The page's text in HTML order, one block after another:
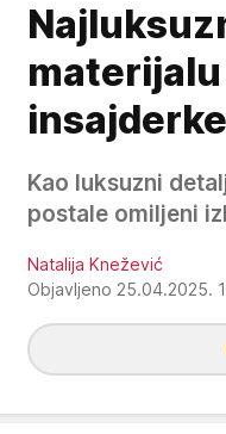
materijalu
insajderke
Kao luksuzni
postale omiljeni
Natalija Knežević
Objavljeno 25.04.2025.